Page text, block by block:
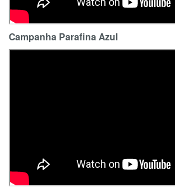
Campanha Parafina Azul